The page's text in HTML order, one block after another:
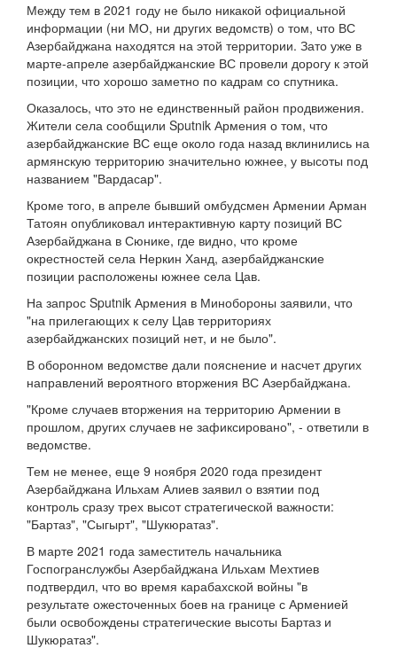
Между тем в 2021 году не было никакой официальной
информации (ни МО, ни других ведомств) о том, что ВС
Азербайджана находятся на этой территории. Зато уже в
марте-апреле азербайджанские ВС провели дорогу к этой
позиции, что хорошо заметно по кадрам со спутника.
Оказалось, что это не единственный район продвижения.
Жители села сообщили Sputnik Армения о том, что
азербайджанские ВС еще около года назад вклинились на
армянскую территорию значительно южнее, у высоты под
названием "Вардасар".
Кроме того, в апреле бывший омбудсмен Армении Арман
Татоян опубликовал интерактивную карту позиций ВС
Азербайджана в Сюнике, где видно, что кроме
окрестностей села Неркин Ханд, азербайджанские
позиции расположены южнее села Цав.
На запрос Sputnik Армения в Минобороны заявили, что
"на прилегающих к селу Цав территориях
азербайджанских позиций нет, и не было".
В оборонном ведомстве дали пояснение и насчет других
направлений вероятного вторжения ВС Азербайджана.
"Кроме случаев вторжения на территорию Армении в
прошлом, других случаев не зафиксировано", - ответили в
ведомстве.
Тем не менее, еще 9 ноября 2020 года президент
Азербайджана Ильхам Алиев заявил о взятии под
контроль сразу трех высот стратегической важности:
"Бартаз", "Сыгырт", "Шукюратаз".
В марте 2021 года заместитель начальника
Госпогранслужбы Азербайджана Ильхам Мехтиев
подтвердил, что во время карабахской войны "в
результате ожесточенных боев на границе с Арменией
были освобождены стратегические высоты Бартаз и
Шукюратаз".